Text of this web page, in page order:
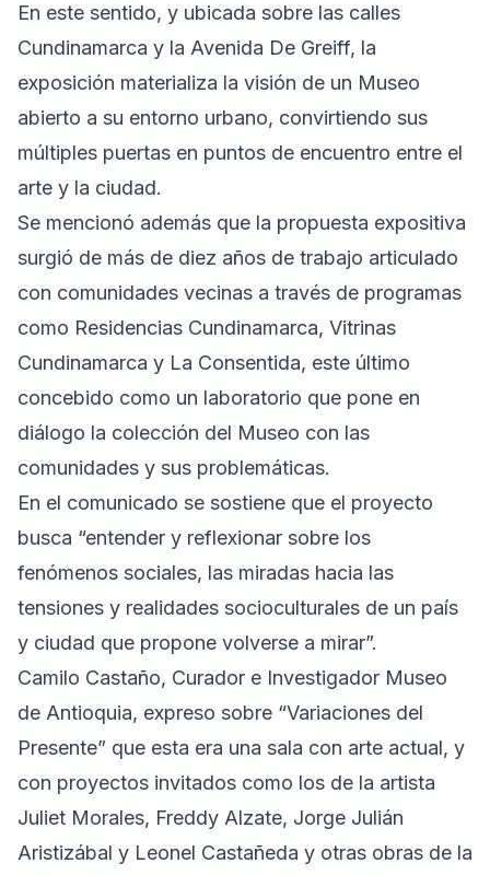
En este sentido, y ubicada sobre las calles
Cundinamarca y la Avenida De Greiff, la
exposición materializa la visión de un Museo
abierto a su entorno urbano, convirtiendo sus
múltiples puertas en puntos de encuentro entre el
arte y la ciudad.
Se mencionó además que la propuesta expositiva
surgió de más de diez años de trabajo articulado
con comunidades vecinas a través de programas
como Residencias Cundinamarca, Vitrinas
Cundinamarca y La Consentida, este último
concebido como un laboratorio que pone en
diálogo la colección del Museo con las
comunidades y sus problemáticas.
En el comunicado se sostiene que el proyecto
busca “entender y reflexionar sobre los
fenómenos sociales, las miradas hacia las
tensiones y realidades socioculturales de un país
y ciudad que propone volverse a mirar”.
Camilo Castaño, Curador e Investigador Museo
de Antioquia, expreso sobre “Variaciones del
Presente” que esta era una sala con arte actual, y
con proyectos invitados como los de la artista
Juliet Morales, Freddy Alzate, Jorge Julián
Aristizábal y Leonel Castañeda y otras obras de la